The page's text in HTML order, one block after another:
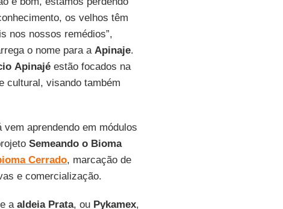
os velhos têm
nos nossos remédios”,
o nome para a Apinaje.
Apinajéestão focados na
cultural, visando também
aprendendo em módulos
Semeando o Bioma
Cerrado, marcação de
e comercialização.
a aldeia Prata, ou Pykamex,